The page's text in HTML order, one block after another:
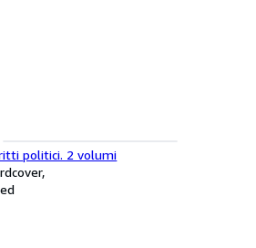
politici. 2 volumi